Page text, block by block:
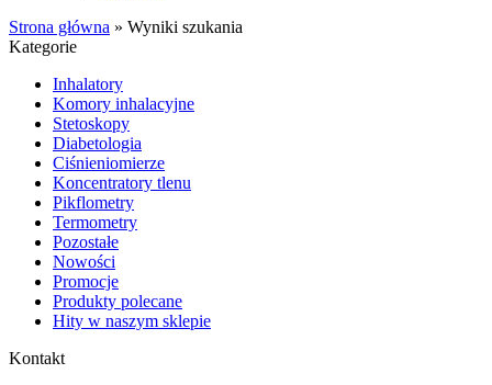
Strona główna » Wyniki szukania
Kategorie
Inhalatory
Komory inhalacyjne
Stetoskopy
Diabetologia
Ciśnieniomierze
Koncentratory tlenu
Pikflometry
Termometry
Pozostałe
Nowości
Promocje
Produkty polecane
Hity w naszym sklepie
Kontakt